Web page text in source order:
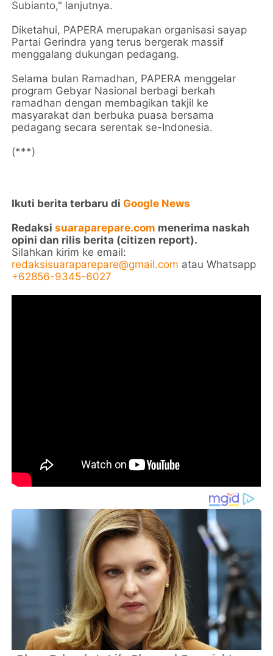
Subianto," lanjutnya.
Diketahui, PAPERA merupakan organisasi sayap
Partai Gerindra yang terus bergerak massif
menggalang dukungan pedagang.
Selama bulan Ramadhan, PAPERA menggelar
program Gebyar Nasional berbagi berkah
ramadhan dengan membagikan takjil ke
masyarakat dan berbuka puasa bersama
pedagang secara serentak se-Indonesia.
(***)
Ikuti berita terbaru diGoogle News
Redaksisuaraparepare.com menerima naskah
opini dan rilis berita (citizen report).
Silahkan kirim ke email:
redaksisuaraparepare@gmail.com atau Whatsapp
+62856-9345-6027